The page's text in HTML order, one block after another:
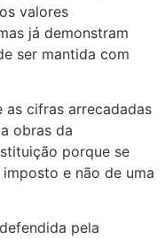
valores
já demonstram
ser mantida com
as cifras arrecadadas
obras da
porque se
e não de uma
pela